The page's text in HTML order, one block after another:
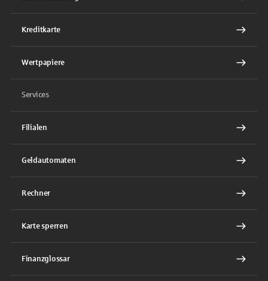
Kreditkarte
Wertpapiere
Services
Filialen
Geldautomaten
Rechner
Karte sperren
Finanzglossar